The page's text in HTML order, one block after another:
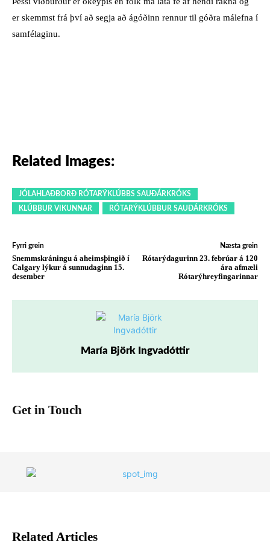
er skemmst frá því að segja að ágóðinn rennur til góðra málefna í
samfélaginu.
Related Images:
JÓLAHLAÐBORÐ RÓTARÝKLÚBBS SAUÐÁRKRÓKS
KLÚBBUR VIKUNNAR
RÓTARÝKLÚBBUR SAUÐÁRKRÓKS
Fyrri grein
Snemmskráningu á aheimsþingið í
Calgary lýkur á sunnudaginn 15.
desember
Næsta grein
Rótarýdagurinn 23. febrúar á 120
ára afmæli
Rótarýhreyfingarinnar
María Björk Ingvadóttir
Get in Touch
Related Articles
ALL ALÞJÓÐAFRÉTTIR